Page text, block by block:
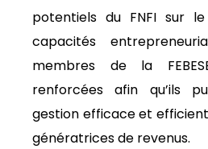
potentiels du FNFI sur
capacités
membres de la
renforcées afin qu’ils
gestion efficace et
génératrices de revenus.